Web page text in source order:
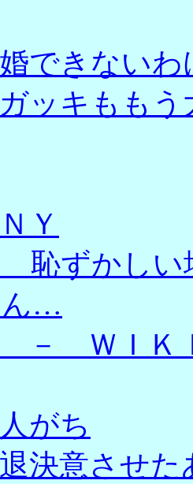
できないわ
ッキももう
Ｙ
恥ずかしい
ん…
－ ＷＩＫ
がち
決意させた